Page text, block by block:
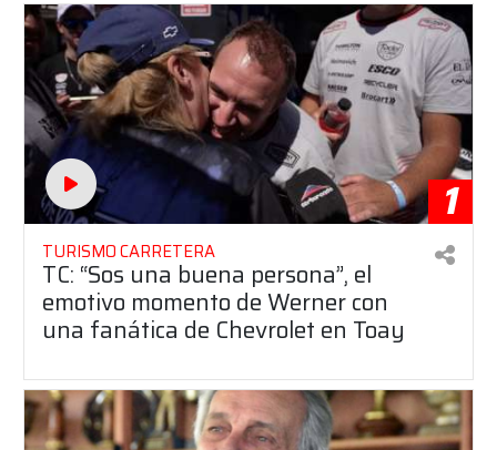
1
TURISMO CARRETERA
TC: “Sos una buena persona”, el
emotivo momento de Werner con
una fanática de Chevrolet en Toay